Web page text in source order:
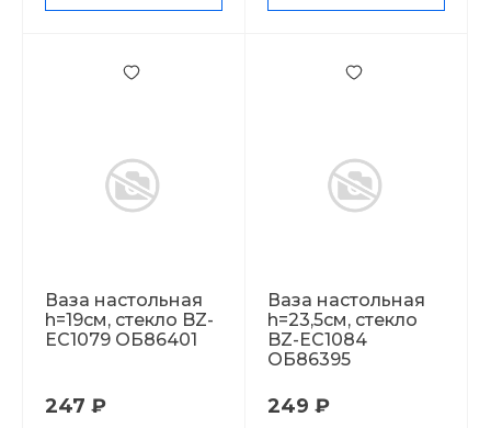
Ваза настольная
h=19см, стекло BZ-
EC1079 ОБ86401
247 ₽
Ваза настольная
h=23,5см, стекло
BZ-EC1084
ОБ86395
249 ₽